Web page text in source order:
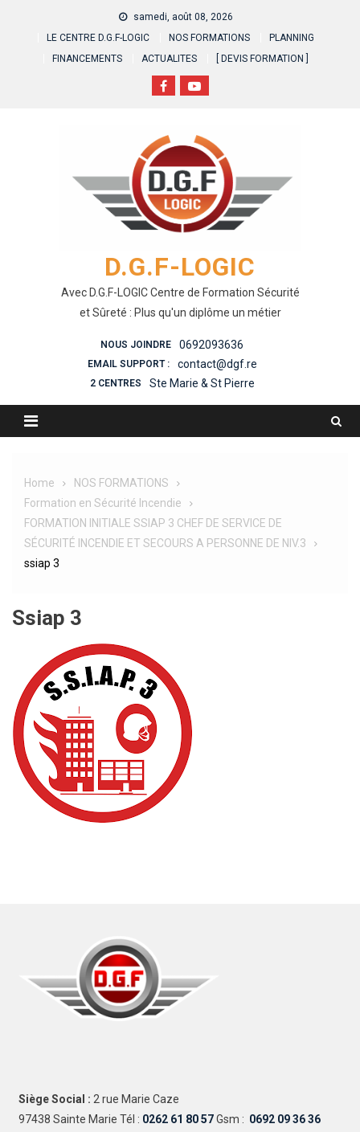
samedi, août 08, 2026
LE CENTRE D.G.F-LOGIC
NOS FORMATIONS
PLANNING
FINANCEMENTS
ACTUALITES [ DEVIS FORMATION ]
D.G.F-LOGIC
Avec D.G.F-LOGIC Centre de Formation Sécurité
et Sûreté : Plus qu'un diplôme un métier
NOUS JOINDRE 0692093636
EMAIL SUPPORT : contact@dgf.re
2 CENTRES Ste Marie & St Pierre
Home
NOS FORMATIONS
Formation en Sécurité Incendie
FORMATION INITIALE SSIAP 3 CHEF DE SERVICE DE
SÉCURITÉ INCENDIE ET SECOURS A PERSONNE DE NIV.3
ssiap 3
Ssiap 3
Siège Social : 2 rue Marie Caze
97438 Sainte Marie Tél : 0262 61 80 57Gsm : 0692 09 36 36